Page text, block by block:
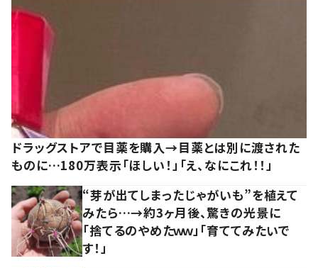
ドラッグストアで目薬を購入→目薬とは別に渡された
ものに…180万表示「ほしい！」「え、なにこれ！！」
“芽が出てしまったじゃがいも”を植えて
みたら…→約3ヶ月後、驚きの光景に
「捨てるのやめたｗｗ」「育ててみたいで
す！」